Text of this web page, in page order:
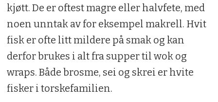
kjøtt. De er oftest magre eller halvfete, med
noen unntak av for eksempel makrell. Hvit
fisk er ofte litt mildere på smak og kan
derfor brukes i alt fra supper til wok og
wraps. Både brosme, sei og skrei er hvite
fisker i torskefamilien.